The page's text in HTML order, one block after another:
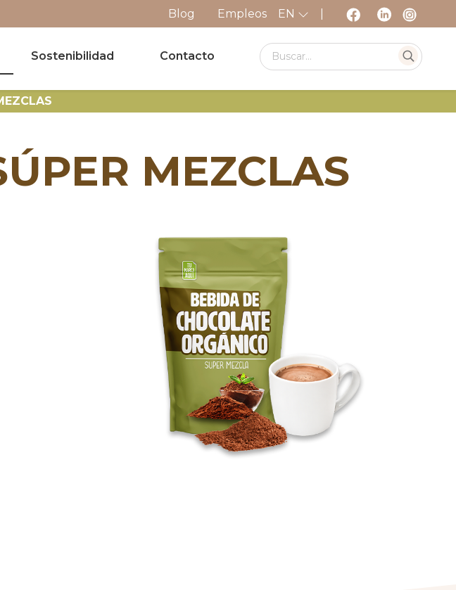
Blog Empleos EN
Sostenibilidad Contacto
Buscar
MEZCLAS